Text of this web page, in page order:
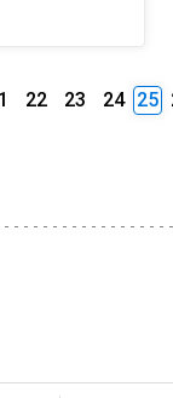
22 23 24 25